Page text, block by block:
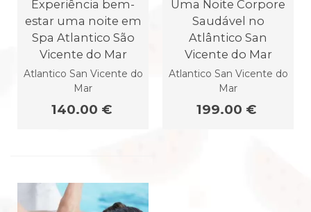
Experiência bem-
estar uma noite em
Spa Atlantico São
Vicente do Mar
Atlantico San Vicente do
Mar
140.00 €
Uma Noite Corpore
Saudável no
Atlântico San
Vicente do Mar
Atlantico San Vicente do
Mar
199.00 €